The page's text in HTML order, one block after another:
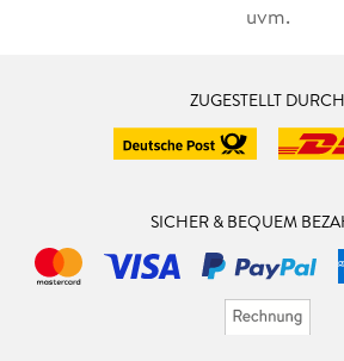
uvm.
ZUGESTELLT DURCH
SICHER & BEQUEM